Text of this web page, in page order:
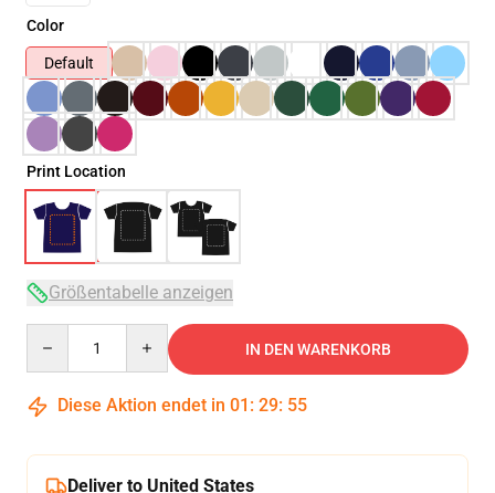
Color
Default
Print Location
Größentabelle anzeigen
IN DEN WARENKORB
Diese Aktion endet in 01 : 29: 54
Deliver to United States